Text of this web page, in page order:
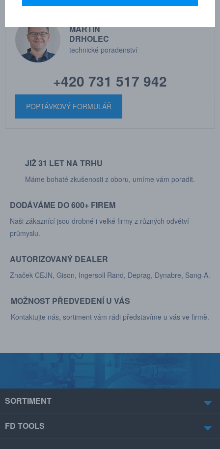
MARTIN
DRHOLEC
technické poradenství
+420 731 517 942
POPTÁVKOVÝ FORMULÁŘ
JIŽ 31 LET NA TRHU
Máme bohaté zkušenosti z oboru, umíme vám poradit.
DODÁVÁME DO 600+ FIREM
Naši zákaznící jsou drobné i velké firmy z různých odvětví
průmyslu.
AUTORIZOVANÝ DEALER
Značek CEJN, Gison, Ingersoll Rand, Deprag, Dynabre, Sang-A.
MOŽNOST PŘEDVEDENÍ U VÁS
Kontaktujte nás, sortiment vám rádi představíme u vás ve firmě.
SORTIMENT
FD TOOLS